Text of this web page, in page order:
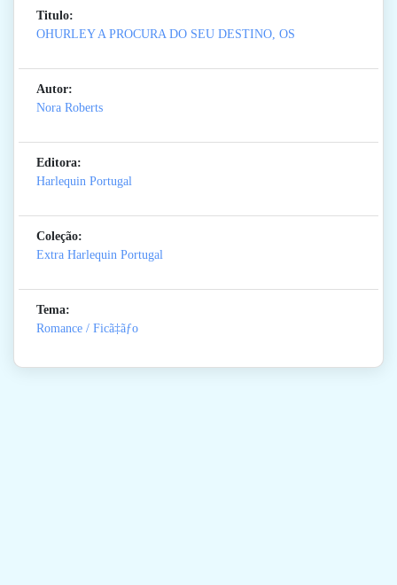
Titulo:
OHURLEY A PROCURA DO SEU DESTINO, OS
Autor:
Nora Roberts
Editora:
Harlequin Portugal
Coleção:
Extra Harlequin Portugal
Tema:
Romance / Ficã‡ãƒo